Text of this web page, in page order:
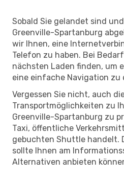
Sobald Sie gelandet sind
Greenville-Spartanburg
wir Ihnen, eine
Telefon zu haben. Bei
nächsten Laden finden, um
eine einfache Navigation zu
Vergessen Sie nicht, auch
Transportmöglichkeiten zu
Greenville-Spartanburg zu
Taxi, öffentliche
gebuchten Shuttle handelt.
sollte Ihnen am
Alternativen anbieten